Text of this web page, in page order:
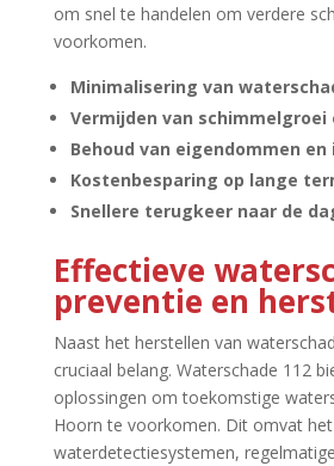
om snel te handelen om verdere
voorkomen.​
Minimalisering van
Vermijden van schimmelgroei
Behoud van eigendommen
Kostenbesparing op lange
Snellere terugkeer naar de
Effectieve
preventie en
Naast het herstellen van
cruciaal belang.​ Waterschade 112
oplossingen om toekomstige
Hoorn te voorkomen.​ Dit omvat
waterdetectiesystemen, regelmatige